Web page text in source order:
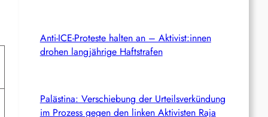
Anti-ICE-Proteste halten an – Aktivist:innen
drohen langjährige Haftstrafen
Palästina: Verschiebung der Urteilsverkündung
im Prozess gegen den linken Aktivisten Raja